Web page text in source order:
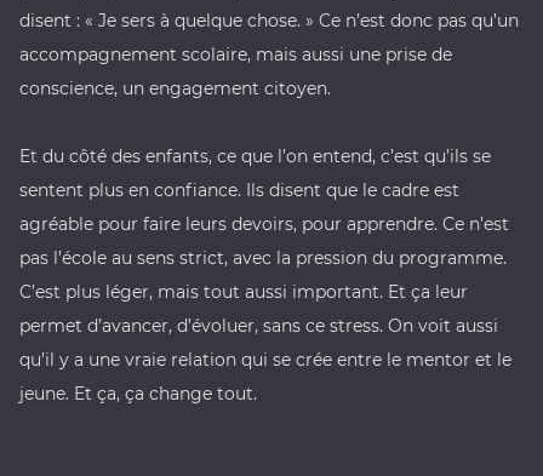
disent : « Je sers à quelque chose. » Ce n’est donc pas qu’un
accompagnement scolaire, mais aussi une prise de
conscience, un engagement citoyen.
Et du côté des enfants, ce que l’on entend, c’est qu’ils se
sentent plus en confiance. Ils disent que le cadre est
agréable pour faire leurs devoirs, pour apprendre. Ce n’est
pas l’école au sens strict, avec la pression du programme.
C’est plus léger, mais tout aussi important. Et ça leur
permet d’avancer, d’évoluer, sans ce stress. On voit aussi
qu’il y a une vraie relation qui se crée entre le mentor et le
jeune. Et ça, ça change tout.